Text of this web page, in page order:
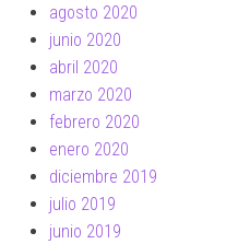
agosto 2020
junio 2020
abril 2020
marzo 2020
febrero 2020
enero 2020
diciembre 2019
julio 2019
junio 2019